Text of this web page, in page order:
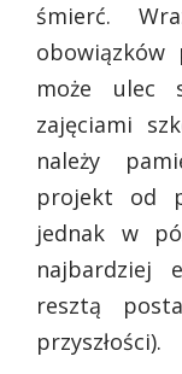
śmierć.
obowiązków
może ulec
zajęciami
należy
projekt od
jednak w
najbardziej
resztą
przyszłości).